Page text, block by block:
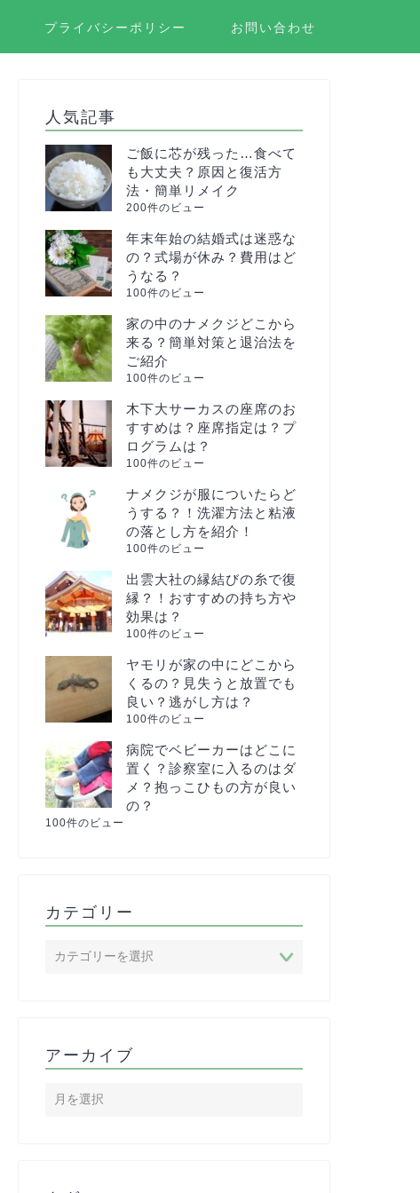
プライバシーポリシー お問い合わせ
人気記事
ご飯に芯が残った…食べて
も大丈夫？原因と復活方
法・簡単リメイク
200件のビュー
年末年始の結婚式は迷惑な
の？式場が休み？費用はど
うなる？
100件のビュー
家の中のナメクジどこから
来る？簡単対策と退治法を
ご紹介
100件のビュー
木下大サーカスの座席のお
すすめは？座席指定は？プ
ログラムは？
100件のビュー
ナメクジが服についたらど
うする？！洗濯方法と粘液
の落とし方を紹介！
100件のビュー
出雲大社の縁結びの糸で復
縁？！おすすめの持ち方や
効果は？
100件のビュー
ヤモリが家の中にどこから
くるの？見失うと放置でも
良い？逃がし方は？
100件のビュー
病院でベビーカーはどこに
置く？診察室に入るのはダ
メ？抱っこひもの方が良い
の？
100件のビュー
カテゴリー
アーカイブ